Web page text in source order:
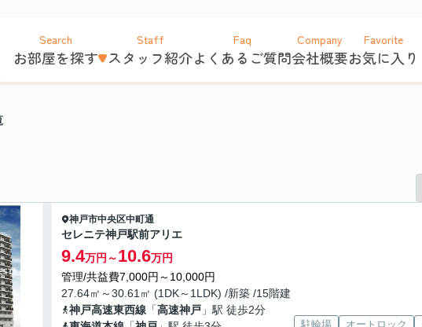
Search
お部屋を探す
Staff
スタッフ紹介
Faq
よくあるご質問
Company
会社概要
Favorite
お気に入り
神戸市中央区中町通
セレニテ神戸駅前アリエ
9.4万円～10.6万円
管理/共益費7,000円～10,000円
27.64㎡～30.61㎡ (1DK～1LDK) /新築 /15階建
神戸高速東西線 「高速神戸 」駅 徒歩2分
駐輪場 オートロック